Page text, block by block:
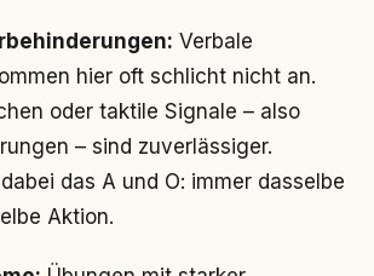
Verbale
hier oft schlicht nicht an.
oder taktile Signale – also
– sind zuverlässiger.
das A und O: immer dasselbe
Aktion.